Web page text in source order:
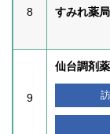
8 すみれ薬局
9
仙台調剤